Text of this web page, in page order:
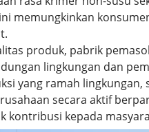
memungkinkan
produk, pabrik
lingkungan dan
yang ramah
secara aktif
kontribusi kepada